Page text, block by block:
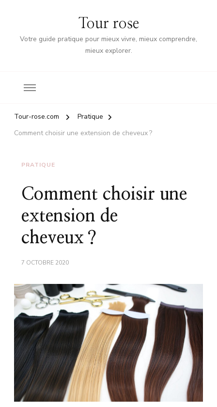
Tour rose
Votre guide pratique pour mieux vivre, mieux comprendre,
mieux explorer.
Tour-rose.com
Pratique
Comment choisir une extension de cheveux ?
PRATIQUE
Comment choisir une
extension de
cheveux ?
7 OCTOBRE 2020